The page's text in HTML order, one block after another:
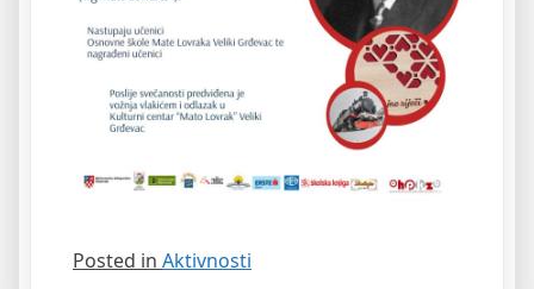
Posted in Aktivnosti